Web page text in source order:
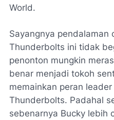
World.
Sayangnya pendalaman
Thunderbolts ini tidak
penonton mungkin
benar menjadi tokoh
memainkan peran
Thunderbolts. Padahal
sebenarnya Bucky lebih